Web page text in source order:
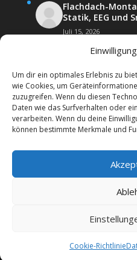
Um dir ein optimales Erlebnis zu
wie Cookies, um
zuzugreifen. Wenn du diesen
Daten wie das Surfverhalten oder
verarbeiten. Wenn du deine
können bestimmte Merkmale und
Cookie-Richtlinie
Flachdach-
Statik, EEG und
Juli 15, 2026
Kontakt
Copyright 2026 | Web24
Rechte vorbehalten
Werbepartnern. Wenn Sie